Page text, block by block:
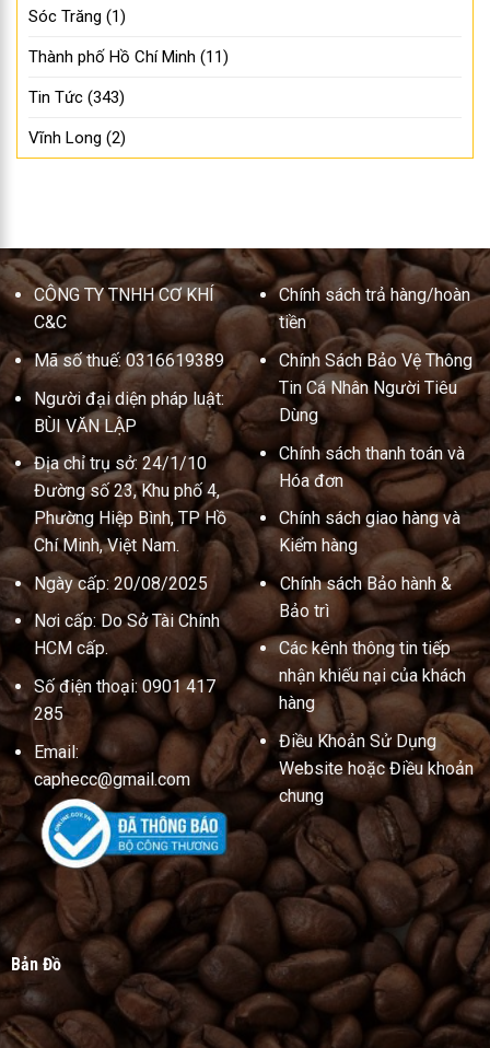
Sóc Trăng (1)
Thành phố Hồ Chí Minh (11)
Tin Tức (343)
Vĩnh Long (2)
CÔNG TY TNHH CƠ KHÍ
C&C
Mã số thuế: 0316619389
Người đại diện pháp luật:
BÙI VĂN LẬP
Địa chỉ trụ sở: 24/1/10
Đường số 23, Khu phố 4,
Phường Hiệp Bình, TP Hồ
Chí Minh, Việt Nam.
Ngày cấp: 20/08/2025
Nơi cấp: Do Sở Tài Chính
HCM cấp.
Số điện thoại: 0901 417
285
Email:
caphecc@gmail.com
Chính sách trả hàng/hoàn
tiền
Chính Sách Bảo Vệ Thông
Tin Cá Nhân Người Tiêu
Dùng
Chính sách thanh toán và
Hóa đơn
Chính sách giao hàng và
Kiểm hàng
Chính sách Bảo hành &
Bảo trì
Các kênh thông tin tiếp
nhận khiếu nại của khách
hàng
Điều Khoản Sử Dụng
Website hoặc Điều khoản
chung
Bản Đồ